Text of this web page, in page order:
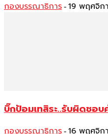
กองบรรณาธิการ - 19 พฤศจิ
บิ๊กป้อมเทสิระ..รับผิดชอ
กองบรรณาธิการ - 16 พฤศจิ